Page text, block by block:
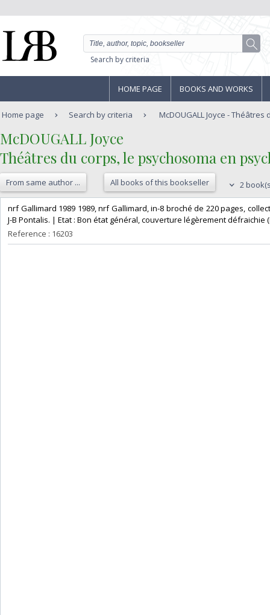
Search by criteria
HOME PAGE BOOKS AND WORKS
Home page Search by criteria McDOUGALL Joyce -
‎McDOUGALL Joyce‎
‎Théâtres du corps, le psychosoma en
From same author ... All books of this bookseller 2
‎nrf Gallimard 1989 1989, nrf Gallimard, in-8 broché de 220 pages,
J-B Pontalis. | Etat : Bon état général, couverture légèrement défraichie
Reference : 16203